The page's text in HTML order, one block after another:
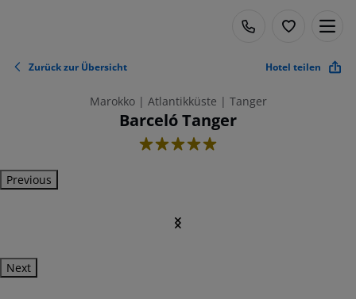
Zurück zur Übersicht Hotel teilen
Marokko | Atlantikküste | Tanger
Barceló Tanger
5
Previous
Next